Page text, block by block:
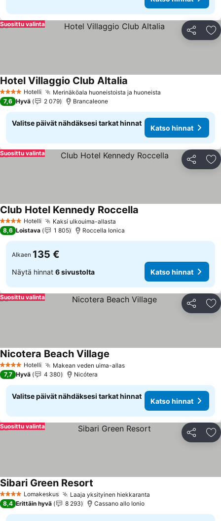
Jaa
Suosittu valinta
4 Tähtiluokitus
Hotelli Merinäköala huoneistoista ja huoneista
Hotel Villaggio Club Altalia
7,6 Hyvä 2 079 Brancaleone
Valitse päivät nähdäksesi tarkat hinnat
Katso hinnat
Jaa
Suosittu valinta
4 Tähtiluokitus
Hotelli Kaksi ulkouima-allasta
Club Hotel Kennedy Roccella
8,6 Loistava 1 805 Roccella Ionica
Alkaen 135 €
Näytä hinnat 6 sivustolta Katso hinnat
Jaa
Suosittu valinta
4 Tähtiluokitus
Hotelli Makean veden uima-allas
Nicotera Beach Village
7,7 Hyvä 4 380 Nicótera
Valitse päivät nähdäksesi tarkat hinnat
Katso hinnat
Jaa
Suosittu valinta
4 TähtiluokitusLomakeskus Laaja yksityinen hiekkaranta
Sibari Green Resort
8,4 Erittäin hyvä 8 293 Cassano allo Ionio